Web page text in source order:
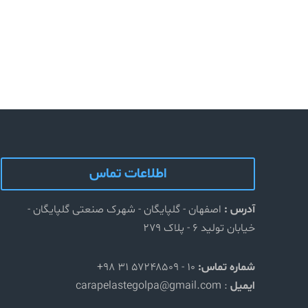
اطلاعات تماس
آدرس : اصفهان - گلپایگان - شهرک صنعتی گلپایگان -
خیابان تولید ۶ - پلاک ۲۷۹
شماره تماس:
ایمیل : carapelastegolpa@gmail.com